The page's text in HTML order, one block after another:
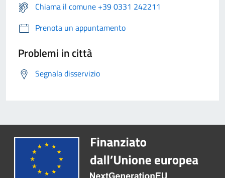
Chiama il comune +39 0331 242211
Prenota un appuntamento
Problemi in città
Segnala disservizio